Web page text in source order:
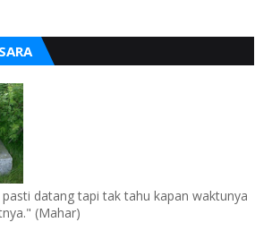
datang tapi tak tahu kapan waktunya
(Mahar)